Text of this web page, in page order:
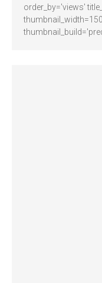
order_by='views'